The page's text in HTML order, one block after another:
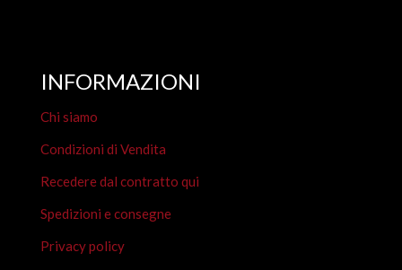
INFORMAZIONI
Chi siamo
Condizioni di Vendita
Recedere dal contratto qui
Spedizioni e consegne
Privacy policy